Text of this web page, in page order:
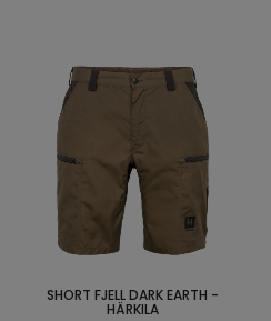
SHORT FJELL DARK EARTH -
HÄRKILA